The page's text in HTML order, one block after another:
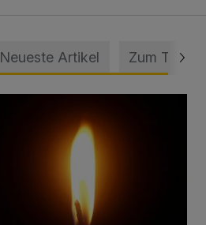
Neueste Artikel Zum Thema